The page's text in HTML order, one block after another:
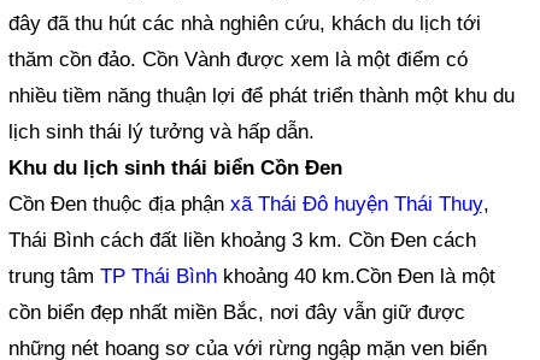
đây đã thu hút các nhà nghiên cứu, khách du lịch tới
thăm cồn đảo. Cồn Vành được xem là một điểm có
nhiều tiềm năng thuận lợi để phát triển thành một khu du
lịch sinh thái lý tưởng và hấp dẫn.
Khu du lịch sinh thái biển Cồn Đen
Cồn Đen thuộc địa phậnxã Thái Đô huyện Thái Thuỵ,
Thái Bình cách đất liền khoảng 3 km. Cồn Đen cách
trung tâmTP Thái Bình khoảng 40 km.Cồn Đen là một
cồn biển đẹp nhất miền Bắc, nơi đây vẫn giữ được
những nét hoang sơ của với rừng ngập mặn ven biển